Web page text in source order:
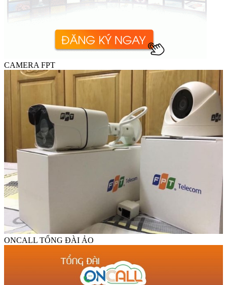
CAMERA FPT
ONCALL TỔNG ĐÀI ẢO